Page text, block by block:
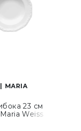
MARIA
23 см
Weiss